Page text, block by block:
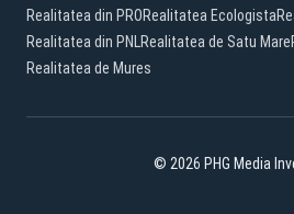
Realitatea din PRORealitatea Ecologista
Realitatea din PNLRealitatea de Satu Mare
Realitatea de Mures
© 2026 PHG Media